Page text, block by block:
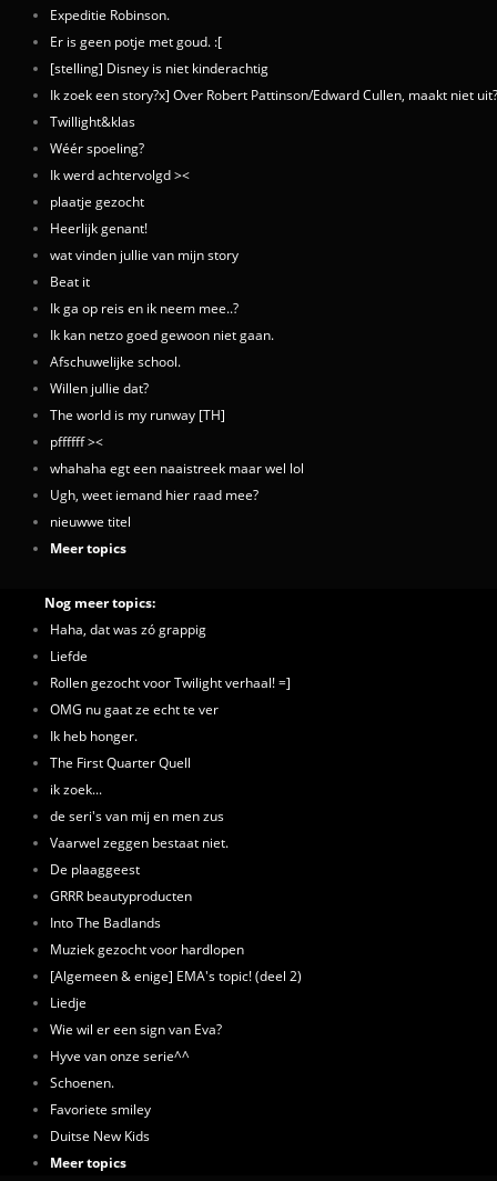
Expeditie Robinson.
Er is geen potje met goud. :[
[stelling] Disney is niet kinderachtig
Ik zoek een story?x] Over Robert Pattinson/Edward Cullen, maakt niet uit?
Twillight&klas
Wéér spoeling?
Ik werd achtervolgd ><
plaatje gezocht
Heerlijk genant!
wat vinden jullie van mijn story
Beat it
Ik ga op reis en ik neem mee..?
Ik kan netzo goed gewoon niet gaan.
Afschuwelijke school.
Willen jullie dat?
The world is my runway [TH]
pffffff ><
whahaha egt een naaistreek maar wel lol
Ugh, weet iemand hier raad mee?
nieuwwe titel
Meer topics
Nog meer topics:
Haha, dat was zó grappig
Liefde
Rollen gezocht voor Twilight verhaal! =]
OMG nu gaat ze echt te ver
Ik heb honger.
The First Quarter Quell
ik zoek...
de seri's van mij en men zus
Vaarwel zeggen bestaat niet.
De plaaggeest
GRRR beautyproducten
Into The Badlands
Muziek gezocht voor hardlopen
[Algemeen & enige] EMA's topic! (deel 2)
Liedje
Wie wil er een sign van Eva?
Hyve van onze serie^^
Schoenen.
Favoriete smiley
Duitse New Kids
Meer topics